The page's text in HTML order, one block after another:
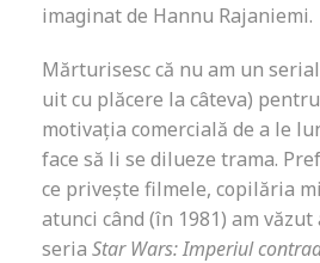
imaginat de Hannu Rajaniemi.
Mărturisesc că nu am un
uit cu plăcere la câteva)
motivația comercială de a le
face să li se dilueze trama.
ce privește filmele, copilăria
atunci când (în 1981) am
seria Star Wars: Imperiul